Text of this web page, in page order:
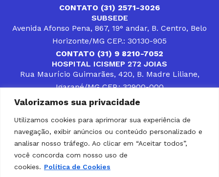
Valorizamos sua privacidade
Utilizamos cookies para aprimorar sua experiência de
navegação, exibir anúncios ou conteúdo personalizado e
analisar nosso tráfego. Ao clicar em “Aceitar todos”,
você concorda com nosso uso de
cookies. Política de Cookies
CONTATO (31) 2571-3026
SUBSEDE
Avenida Afonso Pena, 867, 19° andar, B. Centro, Belo
Horizonte/MG CEP.: 30130-905
CONTATO (31) 9 8210-7052
HOSPITAL ICISMEP 272 JOIAS
Rua Maurício Guimarães, 420, B. Madre Liliane,
Igarapé/MG CEP.: 32900-000
CONTATOS (31) 3512-4400 ou (31) 9 8309-8660
DESENVOLVER SOLUÇÕES, AÇÕES E SERVIÇOS
PÚBLICOS QUE COMPLEMENTEM A ASSISTÊNCIA À
POPULAÇÃO DA REGIÃO EM QUE ATUA, SENDO
PARCEIRO DOS MUNICÍPIOS CONSORCIADOS NA
SOLUÇÃO DE DIFICULDADES ENFRENTADAS POR
GESTORES MUNICIPAIS, É O COMPROMISSO DO
ICISMEP.
Home Institucional Municípios